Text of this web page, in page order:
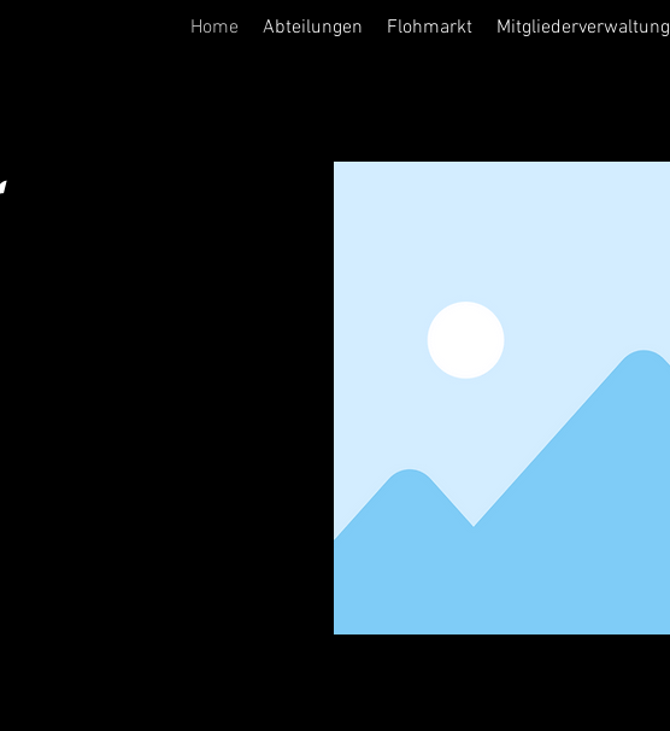
Home Abteilungen Flohmarkt Mitgliederverwaltung